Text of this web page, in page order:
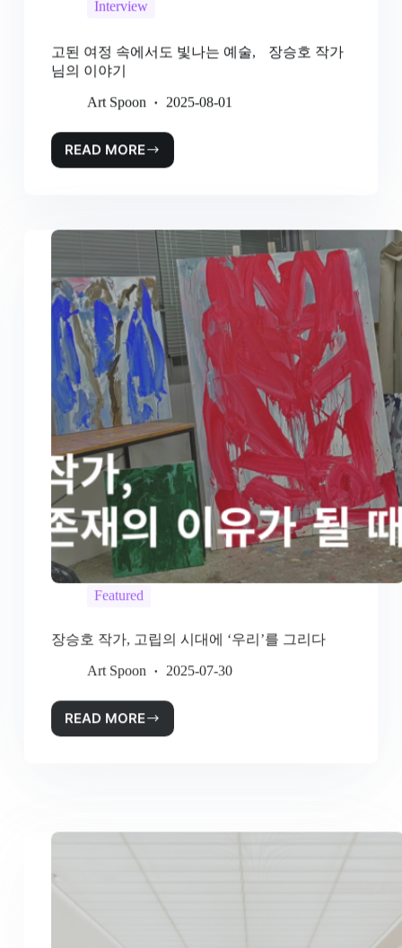
Interview
고된 여정 속에서도 빛나는 예술, 장승호 작가
님의 이야기
Art Spoon 2025-08-01
READ MORE
Featured